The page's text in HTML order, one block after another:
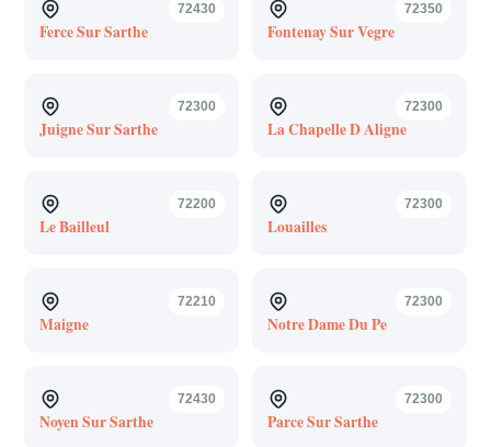
72430
Ferce Sur Sarthe
72350
Fontenay Sur Vegre
72300
Juigne Sur Sarthe
72300
La Chapelle D Aligne
72200
Le Bailleul
72300
Louailles
72210
Maigne
72300
Notre Dame Du Pe
72430
Noyen Sur Sarthe
72300
Parce Sur Sarthe